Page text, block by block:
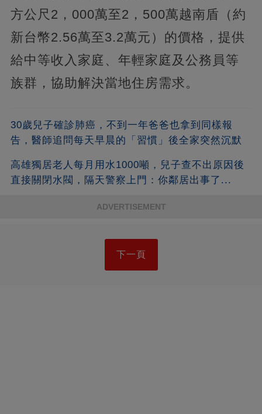
方公尺2，000萬至2，500萬越南盾（約
新台幣2.56萬至3.2萬元）的價格，提供
給中等收入家庭、年輕家庭及公務員等
族群，協助解決當地住房需求。
30歲兒子確診肺癌，不到一年爸爸也拿到同樣報
告，醫師追問每天早晨的「習慣」後全家突然沉默
高雄獨居老人每月用水1000噸，兒子查不出原因後
直接關閉水閥，隔天警察上門：你鄰居出事了...
ADVERTISEMENT
下一頁